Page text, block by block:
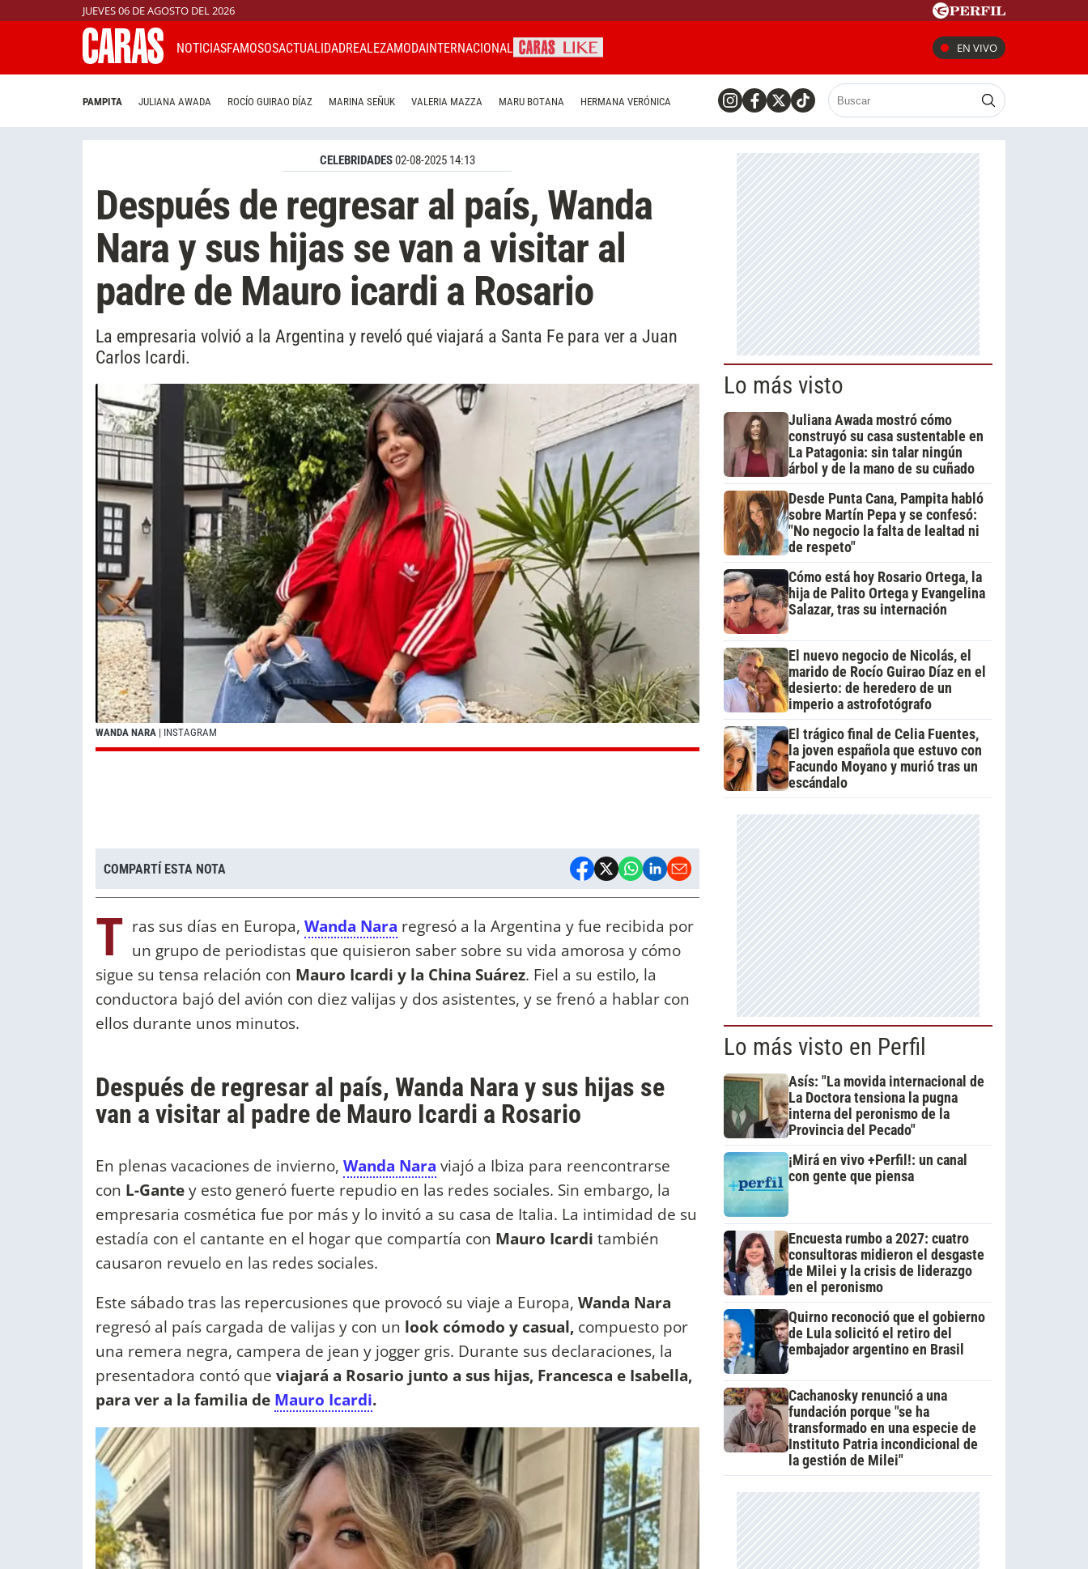
JUEVES 06 DE AGOSTO DEL 2026
NOTICIASFAMOSOSACTUALIDADREALEZAMODAINTERNACIONAL EN VIVO
PAMPITA JULIANA AWADA ROCÍO GUIRAO DÍAZ MARINA SEÑUK VALERIA MAZZA MARU BOTANA HERMANA VERÓNICA
CELEBRIDADES02-08-2025 14:13
Después de regresar al país, Wanda
Nara y sus hijas se van a visitar al
padre de Mauro icardi a Rosario
La empresaria volvió a la Argentina y reveló qué viajará a Santa Fe para ver a Juan
Carlos Icardi.
WANDA NARA | INSTAGRAM
COMPARTÍ ESTA NOTA
T ras sus días en Europa, Wanda Nara regresó a la Argentina y fue recibida por
un grupo de periodistas que quisieron saber sobre su vida amorosa y cómo
sigue su tensa relación con Mauro Icardi y la China Suárez. Fiel a su estilo, la
conductora bajó del avión con diez valijas y dos asistentes, y se frenó a hablar con
ellos durante unos minutos.
Después de regresar al país, Wanda Nara y sus hijas se
van a visitar al padre de Mauro Icardi a Rosario
En plenas vacaciones de invierno, Wanda Nara viajó a Ibiza para reencontrarse
con L-Gantey esto generó fuerte repudio en las redes sociales. Sin embargo, la
empresaria cosmética fue por más y lo invitó a su casa de Italia. La intimidad de su
estadía con el cantante en el hogar que compartía con Mauro Icardi también
causaron revuelo en las redes sociales.
Este sábado tras las repercusiones que provocó su viaje a Europa, Wanda Nara
regresó al país cargada de valijas y con un look cómodo y casual, compuesto por
una remera negra, campera de jean y jogger gris. Durante sus declaraciones, la
presentadora contó que viajará a Rosario junto a sus hijas, Francesca e Isabella,
para ver a la familia de Mauro Icardi.
Lo más visto
Juliana Awada mostró cómo
construyó su casa sustentable en
La Patagonia: sin talar ningún
árbol y de la mano de su cuñado
Desde Punta Cana, Pampita habló
sobre Martín Pepa y se confesó:
"No negocio la falta de lealtad ni
de respeto"
Cómo está hoy Rosario Ortega, la
hija de Palito Ortega y Evangelina
Salazar, tras su internación
El nuevo negocio de Nicolás, el
marido de Rocío Guirao Díaz en el
desierto: de heredero de un
imperio a astrofotógrafo
El trágico final de Celia Fuentes,
la joven española que estuvo con
Facundo Moyano y murió tras un
escándalo
Lo más visto en Perfil
Asís: "La movida internacional de
La Doctora tensiona la pugna
interna del peronismo de la
Provincia del Pecado"
¡Mirá en vivo +Perfil!: un canal
con gente que piensa
Encuesta rumbo a 2027: cuatro
consultoras midieron el desgaste
de Milei y la crisis de liderazgo
en el peronismo
Quirno reconoció que el gobierno
de Lula solicitó el retiro del
embajador argentino en Brasil
Cachanosky renunció a una
fundación porque "se ha
transformado en una especie de
Instituto Patria incondicional de
la gestión de Milei"